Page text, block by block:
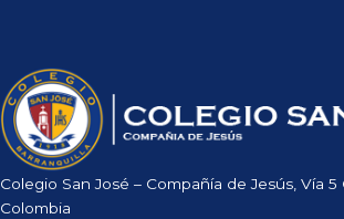
Colegio San José – Compañía de Jesús, Vía 5
Colombia